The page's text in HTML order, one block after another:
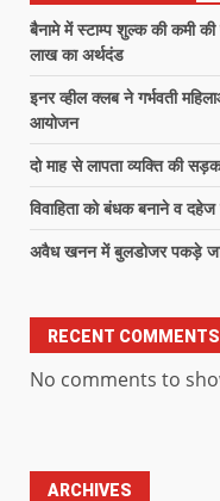
बैनामे में स्टाम्प शुल्क की कमी
लाख का अर्थदंड
इनर व्हील क्लब ने गर्भवती
आयोजन
दो माह से लापता व्यक्ति की
विवाहिता को बंधक बनाने व
अवैध खनन में बुलडोजर पकड़े
RECENT COMMENTS
No comments to
ARCHIVES